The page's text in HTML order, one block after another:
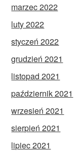
marzec 2022
luty 2022
styczeń 2022
grudzień 2021
listopad 2021
październik 2021
wrzesień 2021
sierpień 2021
lipiec 2021